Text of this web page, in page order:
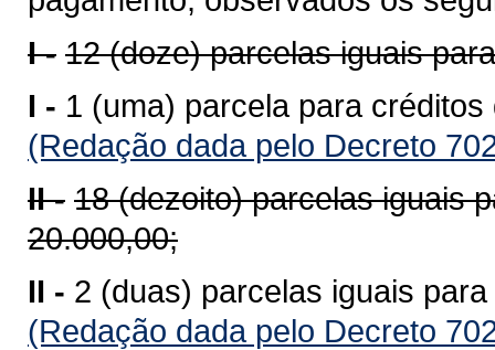
I - 12 (doze) parcelas iguais
I - 1 (uma) parcela para
(Redação dada pelo Decreto
II - 18 (dezoito) parcelas iguais
20.000,00;
II - 2 (duas) parcelas iguais
(Redação dada pelo Decreto